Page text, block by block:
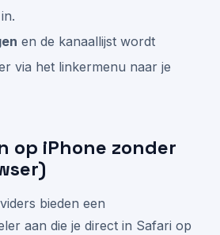
en de kanaallijst wordt
via het linkermenu naar je
op iPhone zonder
bieden een
aan die je direct in Safari op